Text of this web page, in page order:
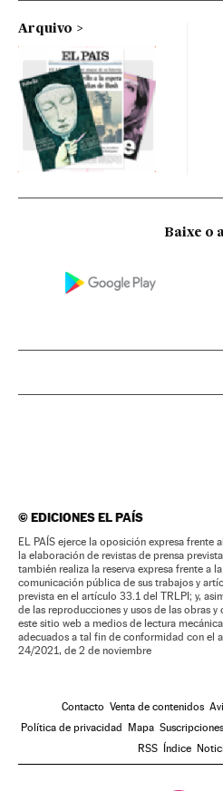
Arquivo
Baixe o
©EDICIONES EL PAÍS
EL PAÍS ejerce la oposición expresa frente
la elaboración de revistas de prensa
también realiza la reserva expresa frente a
comunicación pública de sus trabajos y
prevista en el artículo 33.1 del TRLPI; y,
de las reproducciones y usos de las obras
este sitio web a medios de lectura
adecuados a tal fin de conformidad con el
24/2021, de 2 de noviembre
Contacto Venta de contenidos
Política de privacidad Mapa
RSS Índice